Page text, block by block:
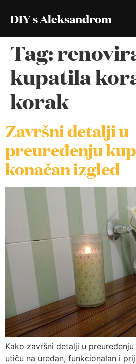
DIY s Aleksandrom
Tag:
kupatila
korak
Završni detalji u
preuređenju
konačan izgled
Kako završni detalji u
utiču na uredan, funkcionalan i